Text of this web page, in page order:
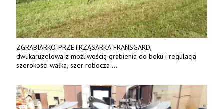
ZGRABIARKO-PRZETRZĄSARKA FRANSGARD,
dwukaruzelowa z możliwością grabienia do boku i regulacją
szerokości wałka, szer robocza
Tel. 606 211 056, 507 158 699.